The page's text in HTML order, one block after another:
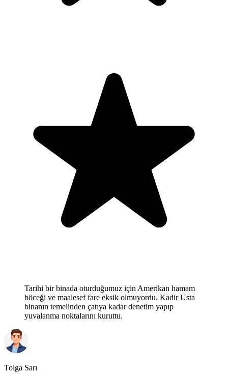
Tarihi bir binada oturduğumuz için Amerikan hamam
böceği ve maalesef fare eksik olmuyordu. Kadir Usta
binanın temelinden çatıya kadar denetim yapıp
yuvalanma noktalarını kuruttu.
Tolga Sarı